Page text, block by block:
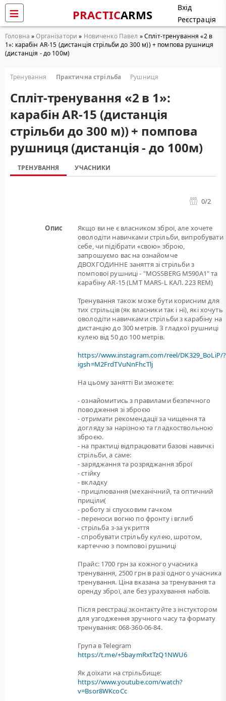
PRACTICARMS
Вхід
Реєстрація
Головна »Організатори » Новиченко Павел » Cпліт-тренування «2 в
1»: карабін AR-15 (дистанція стрільби до 300 м)) + помпова рушниця
(дистанція - до 100м)
Тренування Практична стрільба Рушниця
Cпліт-тренування «2 в 1»:
карабін AR-15 (дистанція
стрільби до 300 м)) + помпова
рушниця (дистанція - до 100м)
ТРЕНУВАННЯ УЧАСНИКИ
0/2
Опис
Якщо ви не є власником зброї, але хочете
оволодіти навичками стрільби, випробувати
себе, чи підібрати «свою» зброю,
запрошуємо вас на ознайомче
ДВОХГОДИННЕ заняття зі стрільби з
помпової рушниці - "MOSSBERG M590A1" та
карабіну AR-15 (LMT MARS-L КАЛ. 223 REM)
Тренування також може бути корисним для
тих стрільців (як власники так і ні), які хочуть
оволодіти навичками стрільби з карабіну на
дистанцію до 300 метрів. З гладкої рушниці
кулею від 50 до 100 метрів.
https://www.instagram.com/reel/DK329_BoLiP/?
igsh=M2FrdTVuNnFhcTlj
На цьому занятті Ви зможете:
- ознайомитись з правилами безпечного
поводження зі зброєю
- отримати рекомендації за чищення та
догляду за нарізною та гладкоствольною
зброєю.
- на практиці відпрацювати базові навичкі
стрільби, а саме:
- заряджання та розряджання зброї
- стійку
- вкладку
- прицілювання (механічний, та оптичний
приціли(
- роботу зі спусковим гачком
- переноси вогню по фронту і вглиб
- стрільба з-за укриття
- спробувати стрільбу кулею, шротом,
картеччю з помпової рушниці
Прайс: 1700 грн за кожного учасника
тренування, 2500 грн в разі одного учасника
тренування. Ціна вказана за тренування та
оренду зброї, але без урахування набоїв.
Після реєстрацї зконтактуйте з інстуктором
для узгодження зручного часу та формату
тренування: 068-360-06-84.
Група в Telegram
https://t.me/+5baymRxtTzQ1NWU6
Як доїхати на стрільбище:
https://www.youtube.com/watch?
v=Bsor8WKcoCc